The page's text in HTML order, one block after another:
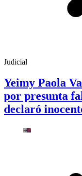
Judicial
Yeimy Paola
por presunta
declaró